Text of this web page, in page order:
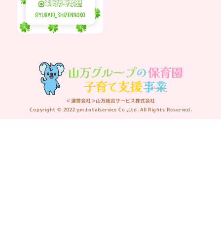
＜運営会社＞山万総合サービス株式会社
Copyright © 2022 y.m.totalservice Co.,Ltd. All Rights Reserved.